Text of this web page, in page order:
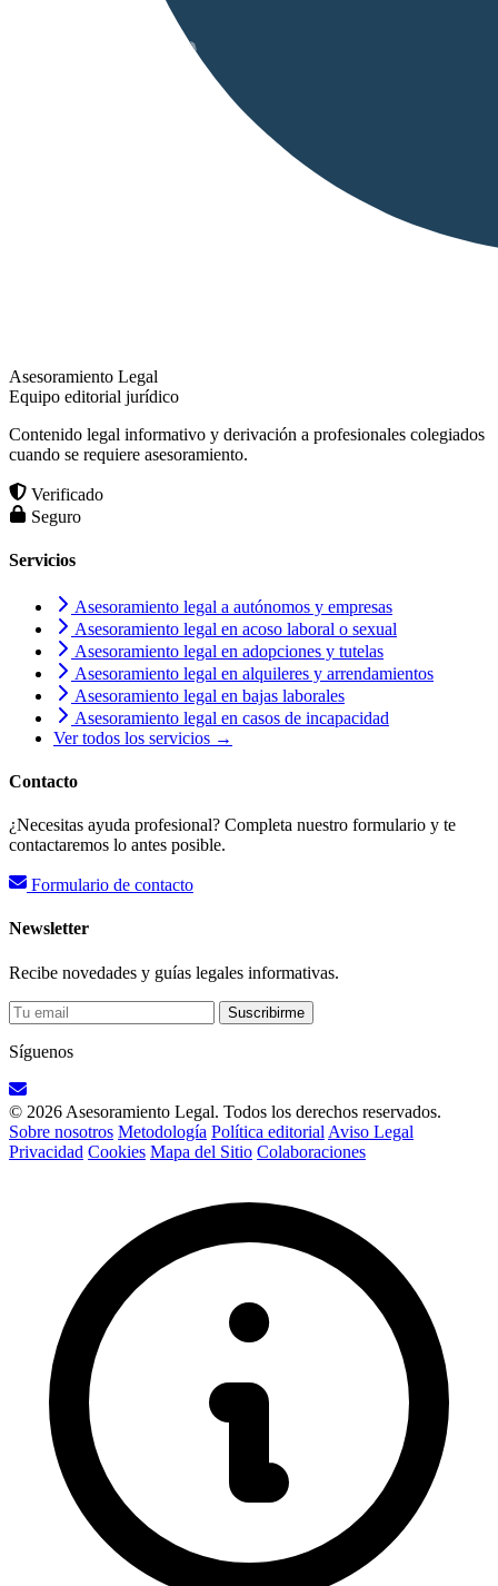
Asesoramiento Legal
Equipo editorial jurídico
Contenido legal informativo y derivación a profesionales colegiados
cuando se requiere asesoramiento.
Verificado
Seguro
Servicios
Asesoramiento legal a autónomos y empresas
Asesoramiento legal en acoso laboral o sexual
Asesoramiento legal en adopciones y tutelas
Asesoramiento legal en alquileres y arrendamientos
Asesoramiento legal en bajas laborales
Asesoramiento legal en casos de incapacidad
Ver todos los servicios →
Contacto
¿Necesitas ayuda profesional? Completa nuestro formulario y te
contactaremos lo antes posible.
Formulario de contacto
Newsletter
Recibe novedades y guías legales informativas.
Suscribirme
Síguenos
© 2026 Asesoramiento Legal. Todos los derechos reservados.
Sobre nosotros Metodología Política editorial Aviso Legal
Privacidad Cookies Mapa del Sitio Colaboraciones